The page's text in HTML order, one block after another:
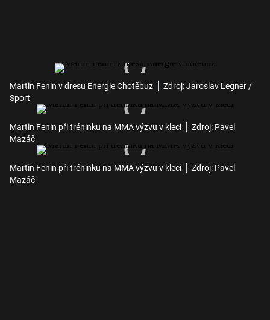
Martin Fenin v dresu Energie Chotěbuz
Zdroj: Jaroslav Legner /
Sport
Martin Fenin při tréninku na MMA výzvu v kleci
Zdroj: Pavel
Mazáč
Martin Fenin při tréninku na MMA výzvu v kleci
Zdroj: Pavel
Mazáč